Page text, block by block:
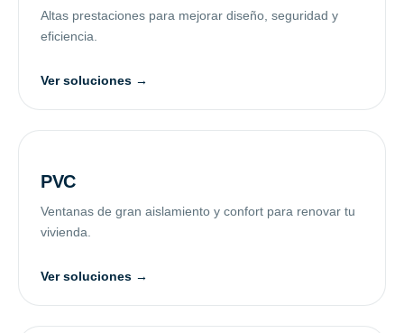
Altas prestaciones para mejorar diseño, seguridad y
eficiencia.
Ver soluciones →
PVC
Ventanas de gran aislamiento y confort para renovar tu
vivienda.
Ver soluciones →